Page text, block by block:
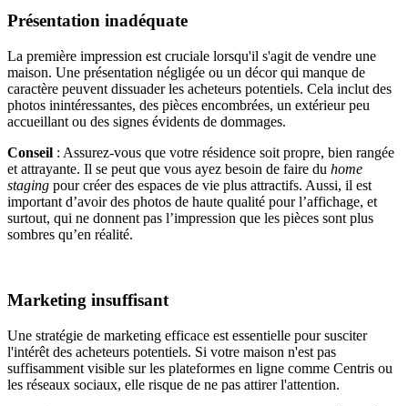
Présentation inadéquate
La première impression est cruciale lorsqu'il s'agit de vendre une
maison. Une présentation négligée ou un décor qui manque de
caractère peuvent dissuader les acheteurs potentiels. Cela inclut des
photos inintéressantes, des pièces encombrées, un extérieur peu
accueillant ou des signes évidents de dommages.
Conseil : Assurez-vous que votre résidence soit propre, bien rangée
et attrayante. Il se peut que vous ayez besoin de faire du home
staging pour créer des espaces de vie plus attractifs. Aussi, il est
important d’avoir des photos de haute qualité pour l’affichage, et
surtout, qui ne donnent pas l’impression que les pièces sont plus
sombres qu’en réalité.
Marketing insuffisant
Une stratégie de marketing efficace est essentielle pour susciter
l'intérêt des acheteurs potentiels. Si votre maison n'est pas
suffisamment visible sur les plateformes en ligne comme Centris ou
les réseaux sociaux, elle risque de ne pas attirer l'attention.